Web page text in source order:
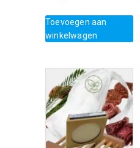
Toevoegen aan
winkelwagen